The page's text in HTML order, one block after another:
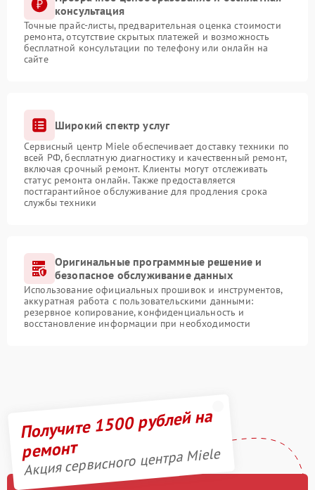
консультация
Точные прайс-листы, предварительная оценка стоимости
ремонта, отсутствие скрытых платежей и возможность
бесплатной консультации по телефону или онлайн на
сайте
Широкий спектр услуг
Сервисный центр Miele обеспечивает доставку техники по
всей РФ, бесплатную диагностику и качественный ремонт,
включая срочный ремонт. Клиенты могут отслеживать
статус ремонта онлайн. Также предоставляется
постгарантийное обслуживание для продления срока
службы техники
Оригинальные программные решение и
безопасное обслуживание данных
Использование официальных прошивок и инструментов,
аккуратная работа с пользовательскими данными:
резервное копирование, конфиденциальность и
восстановление информации при необходимости
Получите 1500 рублей на
ремонт
Акция сервисного центра Miele